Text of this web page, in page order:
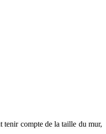
tenir compte de la taille du mur,